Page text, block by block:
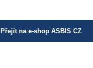
Přejít na e-shop ASBIS CZ